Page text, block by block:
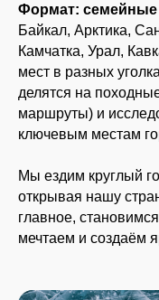
Формат: семейные
Байкал, Арктика,
Камчатка, Урал,
мест в разных
делятся на
маршруты) и
ключевым местам
Мы ездим круглый
открывая нашу
главное,
мечтаем и создаём